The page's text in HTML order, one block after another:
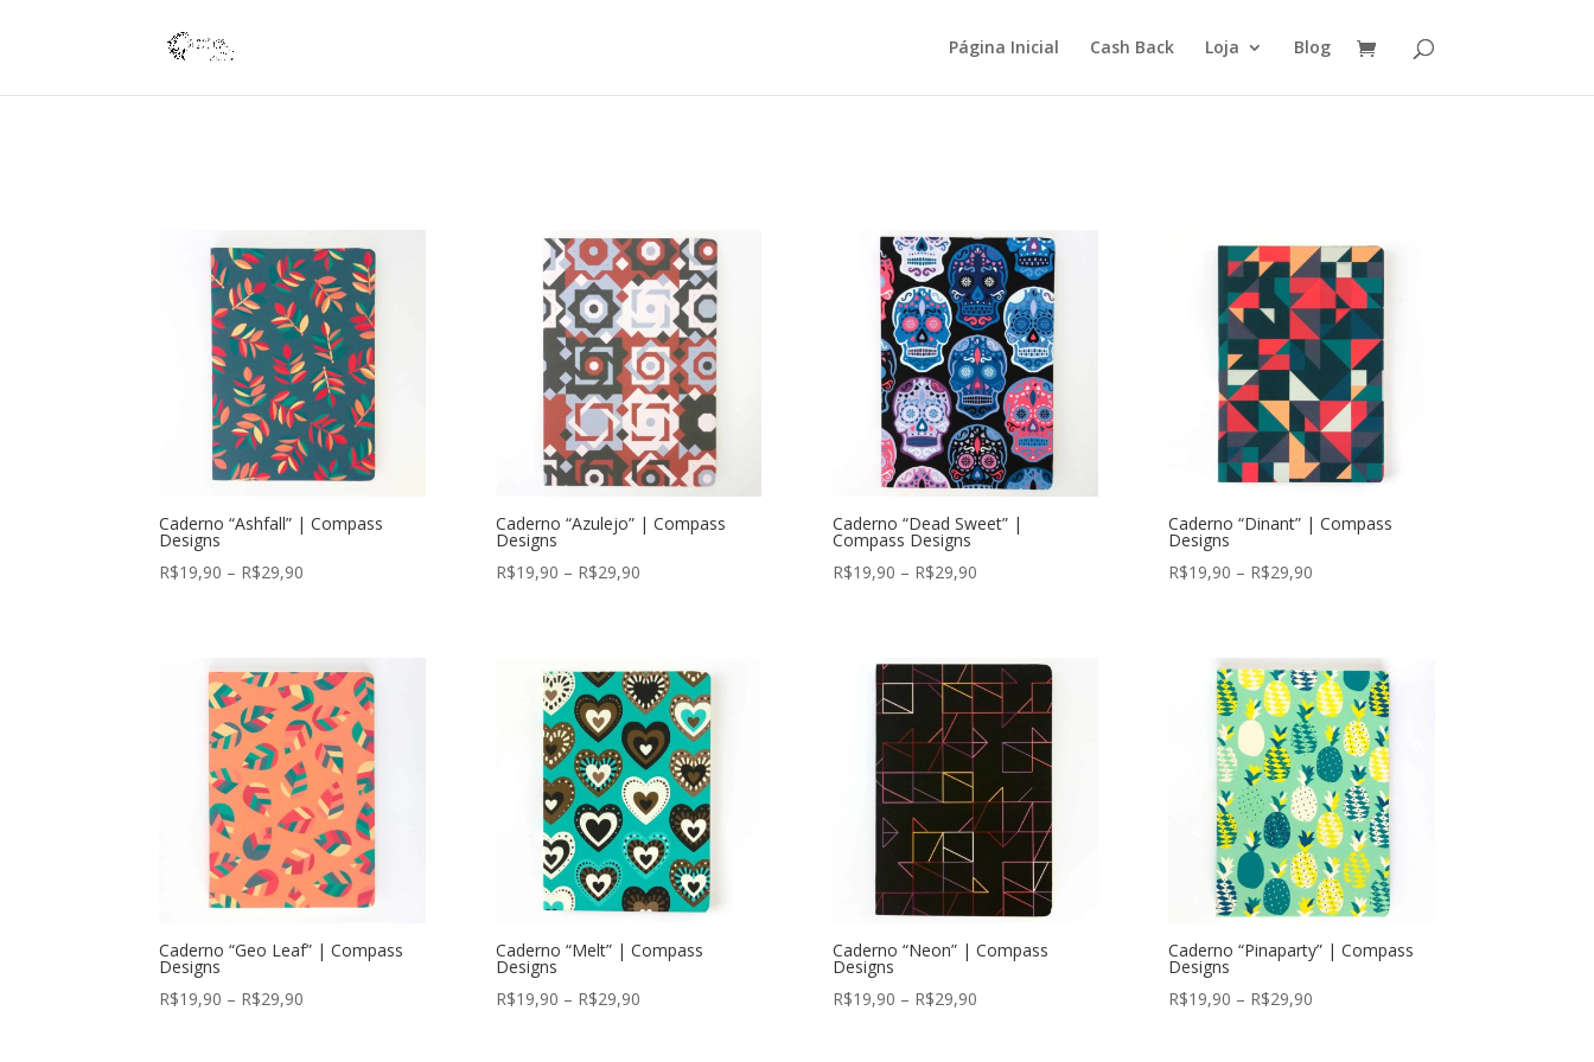
Página Inicial Cash Back Loja Blog
Caderno “Ashfall” | Compass
Designs
R$19,90 – R$29,90
R$19,90
através
R$29,90
Caderno “Azulejo” | Compass
Designs
R$19,90 – R$29,90Faixa
através
R$29,90
Caderno “Dead Sweet” |
Compass Designs
R$19,90 – R$29,90Faixa
R$19,90
através
R$29,90
Caderno “Dinant” | Compass
Designs
R$19,90 – R$29,90
R$19,90
através
R$29,90
Caderno “Geo Leaf” | Compass
Designs
R$19,90 – R$29,90
Caderno “Melt” | Compass
Designs
R$19,90 – R$29,90Faixa
Caderno “Neon” | Compass
Designs
R$19,90 – R$29,90Faixa
Caderno “Pinaparty” | Compass
Designs
R$19,90 – R$29,90